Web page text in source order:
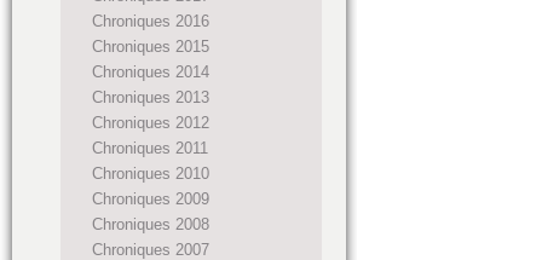
Chroniques 2016
Chroniques 2015
Chroniques 2014
Chroniques 2013
Chroniques 2012
Chroniques 2011
Chroniques 2010
Chroniques 2009
Chroniques 2008
Chroniques 2007